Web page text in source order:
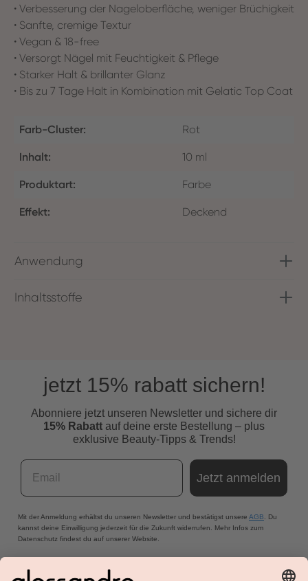
• Verbesserung der Nageloberfläche, weniger Brüchigkeit
• Sanfte, cremige Textur
• Vegan & 18-free
• Versorgt Nägel mit Feuchtigkeit & Pflege
• Starker Halt & brillanter Glanz
• Bis zu 7 Tage Halt in Kombination mit Gelatic Top Coat
Farb-Cluster: Rot
Inhalt: 10 ml
Produktart: Farbe
Effekt: Deckend
Anwendung
Inhaltsstoffe
jetzt 15% rabatt sichern!
Abonniere jetzt unseren Newsletter und sichere dir
15% Rabatt auf deine erste Bestellung – plus
exklusive Beauty-Tipps & Trends!
Email
Jetzt anmelden
Mit der Anmeldung erhältst du unseren Newsletter und bestätigst unsere AGB . Du
kannst deine Einwilligung jederzeit für die Zukunft widerrufen. Mehr Infos zum
Datenschutz findest du auf unserer Website.